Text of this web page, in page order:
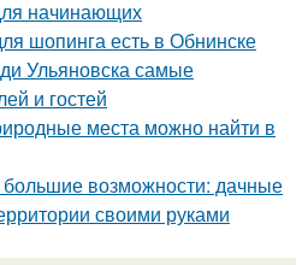
начинающих
шопинга есть в Обнинске
Ульяновска самые
и гостей
места можно найти в
большие возможности: дачные
своими руками